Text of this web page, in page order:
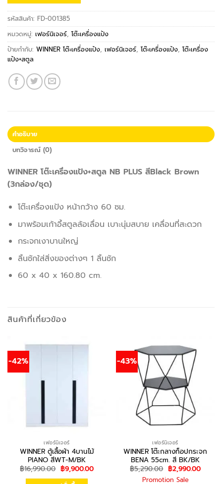
รหัสสินค้า: FD-001385
หมวดหมู่: เฟอร์นิเจอร์, โต๊ะเครื่องแป้ง
ป้ายกำกับ: WINNER โต๊ะเครื่องแป้ง, เฟอร์นิเจอร์, โต๊ะเครื่องแป้ง, โต๊ะเครื่อง
แป้ง+สตูล
คำอธิบาย
บทวิจารณ์ (0)
WINNER โต๊ะเครื่องแป้ง+สตูล NB PLUS สีBlack Brown
(3กล่อง/ชุด)
โต๊ะเครื่องแป้ง หน้ากว้าง 60 ซม.
มาพร้อมเก้าอี้สตูลล้อเลื่อน เบาะนุ่มสบาย เคลื่อนที่สะดวก
กระจกเงาบานใหญ่
ลิ้นชักใส่สิ่งของต่างๆ 1 ลิ้นชัก
60 x 40 x 160.80 cm.
สินค้าที่เกี่ยวข้อง
-42%
เฟอร์นิเจอร์
WINNER ตู้เสื้อผ้า 4บานไม้
PIANO สีWT-M/BK
฿16,990.00 Original
price
was:
฿9,900.00Current
-43%
เฟอร์นิเจอร์
WINNER โต๊ะกลางท็อปกระจก
BENA 55cm. สี BK/BK
฿5,290.00 Original
price
was:
฿2,990.00
Promotion Sale